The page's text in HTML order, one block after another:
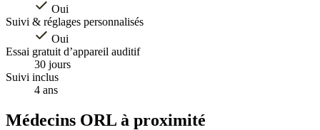
Oui
Suivi & réglages personnalisés
Oui
Essai gratuit d’appareil auditif
30 jours
Suivi inclus
4 ans
Médecins ORL à proximité